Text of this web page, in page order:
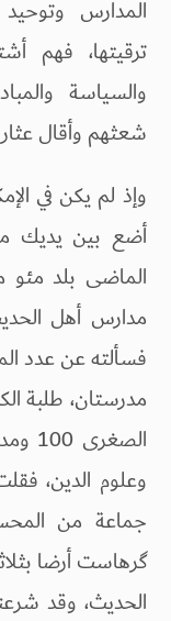
المدارس
ترقيتها، فهم
والسياسة
شعثهم وأقال
وإذ لم يكن في
أضع بين يديك
الماضى بلد مئو
مدارس أهل
فسألته عن عدد
وعلوم الدين،
جماعة من
گرهاست أرضا
الحديث، وقد